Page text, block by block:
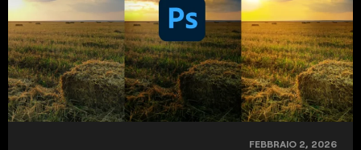
FEBBRAIO 2, 2026